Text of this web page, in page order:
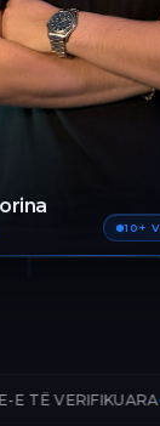
10+
📈 +236.67%